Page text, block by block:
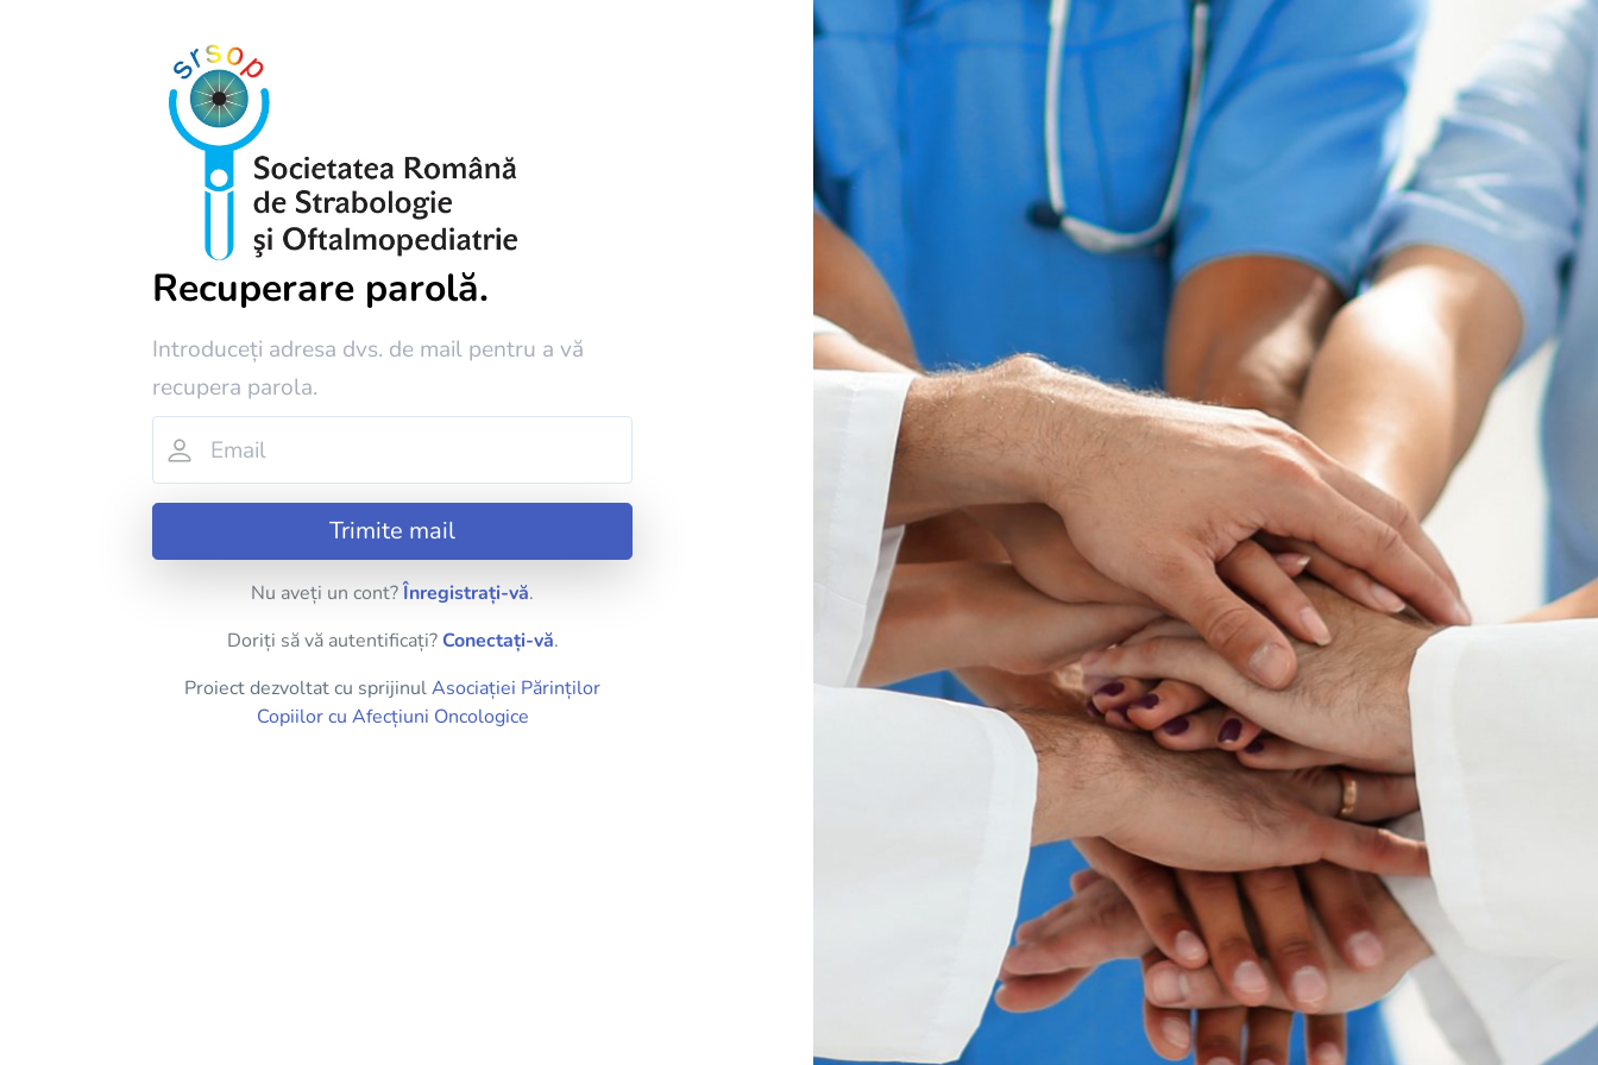
Recuperare parolă.
Introduceți adresa dvs. de mail pentru a vă
recupera parola.
Trimite mail
Nu aveți un cont?Înregistrați-vă.
Doriți să vă autentificați? Conectați-vă.
Proiect dezvoltat cu sprijinulAsociației Părinților
Copiilor cu Afecțiuni Oncologice